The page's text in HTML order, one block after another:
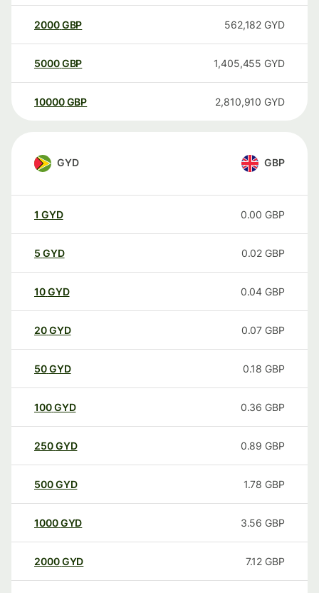
2000GBP 562,182 GYD
5000GBP 1,405,455 GYD
10000 GBP 2,810,910 GYD
GYD GBP
1 GYD 0.00 GBP
5 GYD 0.02 GBP
10GYD 0.04 GBP
20GYD 0.07 GBP
50GYD 0.18 GBP
100GYD 0.36 GBP
250GYD 0.89 GBP
500GYD 1.78 GBP
1000GYD 3.56 GBP
2000GYD 7.12 GBP